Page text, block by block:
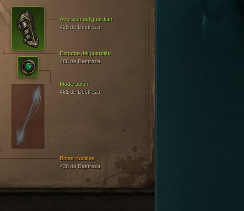
Botas rústicas
436 de Destreza
Aversión del guardián
426 de Destreza
Estuche del guardián
486 de Destreza
Moderación
481 de Destreza